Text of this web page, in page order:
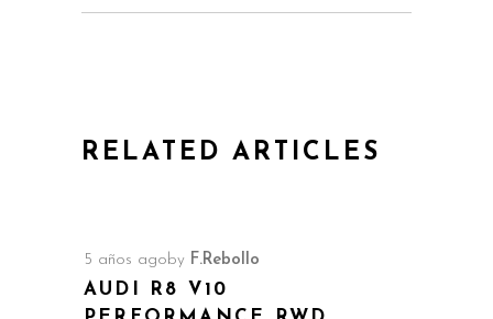
RELATED ARTICLES
5 años agoby F.Rebollo
AUDI R8 V10